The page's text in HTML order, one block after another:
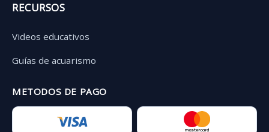
RECURSOS
Videos educativos
Guías de acuarismo
METODOS DE PAGO